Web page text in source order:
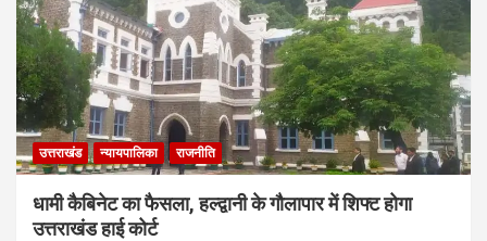
उत्तराखंड न्यायपालिका राजनीति
धामी कैबिनेट का फैसला, हल्द्वानी के गौलापार में शिफ्ट होगा
उत्तराखंड हाई कोर्ट